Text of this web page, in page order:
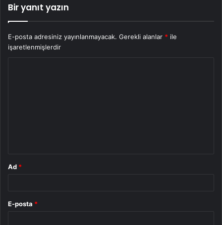
Bir yanıt yazın
E-posta adresiniz yayınlanmayacak. Gerekli alanlar * ile
işaretlenmişlerdir
Ad *
E-posta *